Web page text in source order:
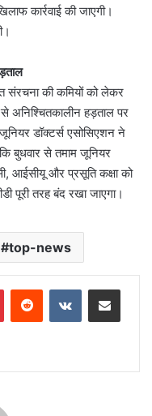
कार्रवाई की जाएगी।
संरचना की कमियों को लेकर
अनिश्चितकालीन हड़ताल पर
डॉक्टर्स एसोसिएशन ने
बुधवार से तमाम जूनियर
आईसीयू और प्रसूति कक्षा को
पूरी तरह बंद रखा जाएगा।
top-news
PinterestReddit VKontakteShare via Email